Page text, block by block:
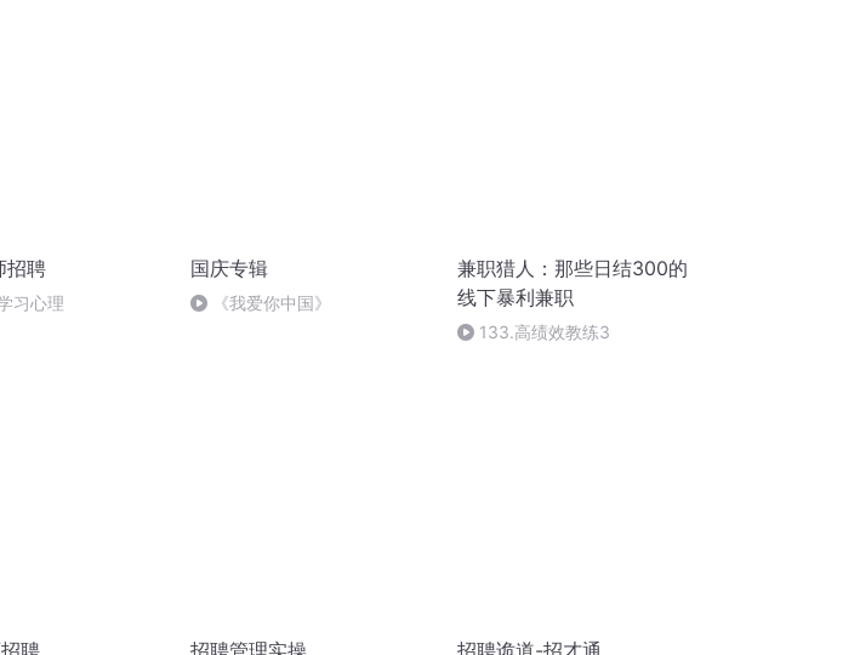
招聘
习心理
国庆专辑
《我爱你中国》
兼职猎人：那些日结300的
线下暴利兼职
133.高绩效教练3